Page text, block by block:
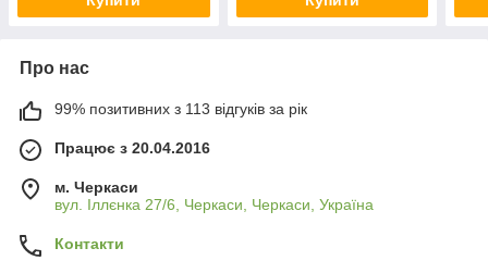
Про нас
99% позитивних з 113 відгуків за рік
Працює з 20.04.2016
м. Черкаси
вул. Іллєнка 27/6, Черкаси, Черкаси, Україна
Контакти